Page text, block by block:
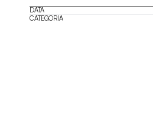
DATA
CATEGORIA